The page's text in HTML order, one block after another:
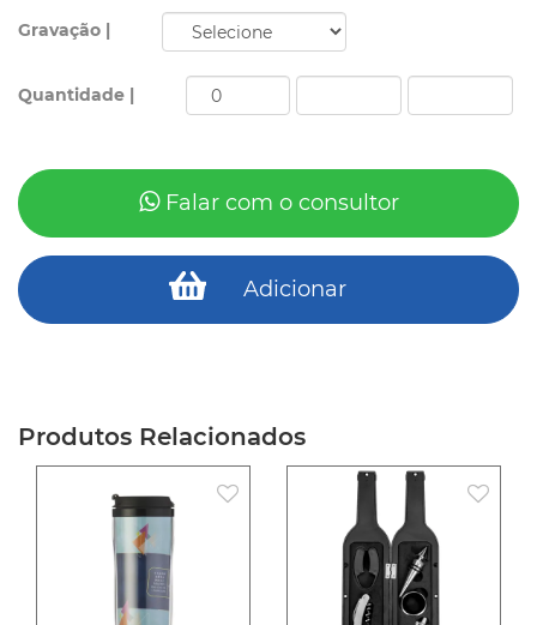
Gravação |
Quantidade |
Falar com o consultor
Adicionar
Produtos Relacionados